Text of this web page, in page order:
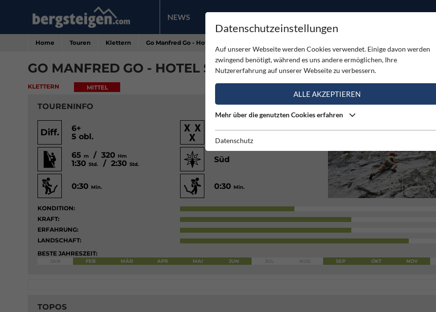
NEWS PRODUKTE
Home Touren Klettern Go Manfred Go - Hotel Stadelwand
GO MANFRED GO - HOTEL STADELWAND
KLETTERN MITTEL
TOURENINFO
Diff.
6+
5 obl.
Gut
65m / 320 Hm
1:30Std. / 2:30Std.
Süd
0:30 Min. 0:30 Min.
KONDITION:
KRAFT:
ERFAHRUNG:
LANDSCHAFT:
BESTE JAHRESZEIT:
FEB MÄR APR MAI JUN SEP OKT NOV
TOPOS
Datenschutzeinstellungen
Auf unserer Webseite werden Cookies verwendet. Einige davon werden
zwingend benötigt, während es uns andere ermöglichen, Ihre
Nutzererfahrung auf unserer Webseite zu verbessern.
ALLE AKZEPTIEREN
Mehr über die genutzten Cookies erfahren
Datenschutz